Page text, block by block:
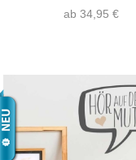
ab 34,95 €